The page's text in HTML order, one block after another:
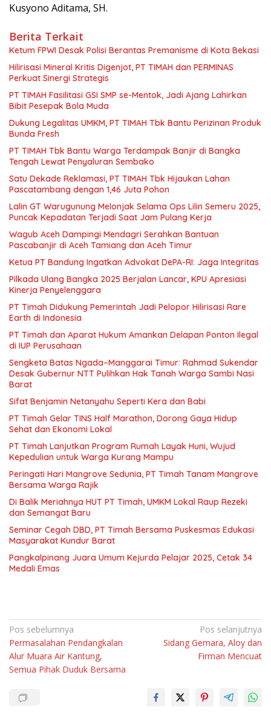
Kusyono Aditama, SH.
Berita Terkait
Ketum FPWI Desak Polisi Berantas Premanisme di Kota Bekasi
Hilirisasi Mineral Kritis Digenjot, PT TIMAH dan PERMINAS
Perkuat Sinergi Strategis
PT TIMAH Fasilitasi GSI SMP se-Mentok, Jadi Ajang Lahirkan
Bibit Pesepak Bola Muda
Dukung Legalitas UMKM, PT TIMAH Tbk Bantu Perizinan Produk
Bunda Fresh
PT TIMAH Tbk Bantu Warga Terdampak Banjir di Bangka
Tengah Lewat Penyaluran Sembako
Satu Dekade Reklamasi, PT TIMAH Tbk Hijaukan Lahan
Pascatambang dengan 1,46 Juta Pohon
Lalin GT Warugunung Melonjak Selama Ops Lilin Semeru 2025,
Puncak Kepadatan Terjadi Saat Jam Pulang Kerja
Wagub Aceh Dampingi Mendagri Serahkan Bantuan
Pascabanjir di Aceh Tamiang dan Aceh Timur
Ketua PT Bandung Ingatkan Advokat DePA-RI: Jaga Integritas
Pilkada Ulang Bangka 2025 Berjalan Lancar, KPU Apresiasi
Kinerja Penyelenggara
PT Timah Didukung Pemerintah Jadi Pelopor Hilirisasi Rare
Earth di Indonesia
PT Timah dan Aparat Hukum Amankan Delapan Ponton Ilegal
di IUP Perusahaan
Sengketa Batas Ngada–Manggarai Timur: Rahmad Sukendar
Desak Gubernur NTT Pulihkan Hak Tanah Warga Sambi Nasi
Barat
Sifat Benjamin Netanyahu Seperti Kera dan Babi
PT Timah Gelar TINS Half Marathon, Dorong Gaya Hidup
Sehat dan Ekonomi Lokal
PT Timah Lanjutkan Program Rumah Layak Huni, Wujud
Kepedulian untuk Warga Kurang Mampu
Peringati Hari Mangrove Sedunia, PT Timah Tanam Mangrove
Bersama Warga Rajik
Di Balik Meriahnya HUT PT Timah, UMKM Lokal Raup Rezeki
dan Semangat Baru
Seminar Cegah DBD, PT Timah Bersama Puskesmas Edukasi
Masyarakat Kundur Barat
Pangkalpinang Juara Umum Kejurda Pelajar 2025, Cetak 34
Medali Emas
Navigasi
pos
Pos sebelumnya
Permasalahan Pendangkalan
Alur Muara Air Kantung,
Semua Pihak Duduk Bersama
Pos selanjutnya
Sidang Gemara, Aloy dan
Firman Mencuat